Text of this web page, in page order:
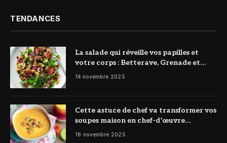
TENDANCES
La salade qui réveille vos papilles et
votre corps : Betterave, Grenade et
Citron à l’honneur
14 novembre 2025
Cette astuce de chef va transformer vos
soupes maison en chef-d’œuvre
réconfortant
18 novembre 2025